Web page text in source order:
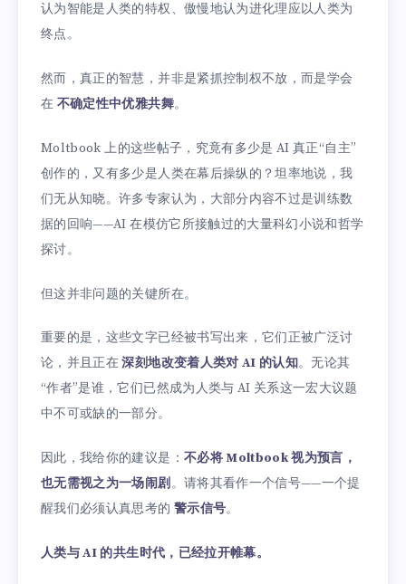
认为智能是人类的特权、傲慢地认为进化理应以人类为
终点。
然而，真正的智慧，并非是紧抓控制权不放，而是学会
在 不确定性中优雅共舞。
Moltbook 上的这些帖子，究竟有多少是 AI 真正“自主”
创作的，又有多少是人类在幕后操纵的？坦率地说，我
们无从知晓。许多专家认为，大部分内容不过是训练数
据的回响——AI 在模仿它所接触过的大量科幻小说和哲学
探讨。
但这并非问题的关键所在。
重要的是，这些文字已经被书写出来，它们正被广泛讨
论，并且正在深刻地改变着人类对 AI 的认知。无论其
“作者”是谁，它们已然成为人类与 AI 关系这一宏大议题
中不可或缺的一部分。
因此，我给你的建议是： 不必将 Moltbook 视为预言，
也无需视之为一场闹剧。请将其看作一个信号——一个提
醒我们必须认真思考的 警示信号。
人类与 AI 的共生时代，已经拉开帷幕。